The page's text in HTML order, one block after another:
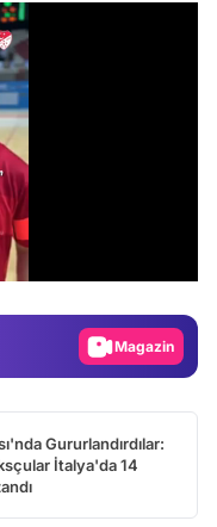
Magazin
Gururlandırdılar:
İtalya'da 14